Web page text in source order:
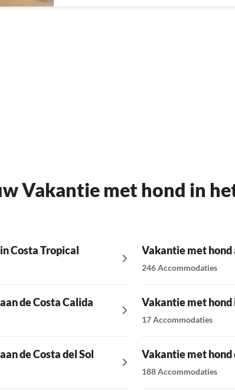
Vakantie met hond in
Costa Tropical
de Costa Calida
de Costa del Sol
Vakantie met hond
246 Accommodaties
Vakantie met hond
17 Accommodaties
Vakantie met hond
188 Accommodaties